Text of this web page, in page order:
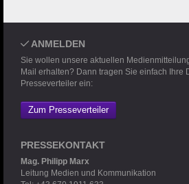
ANMELDEN
Sie wollen unsere aktuellen
Mail erhalten? Dann tragen Sie einfach Ihre
Presseverteiler ein:
Zum Presseverteiler
PRESSEKONTAKT
Mag. Philipp Marx
Leitung Medien und Kommunikation